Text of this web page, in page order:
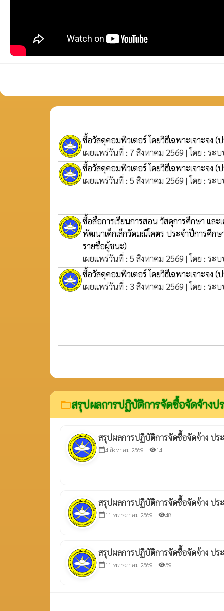
ซื้อวัสดุคอมพิวเตอร์ โดยวิธีเฉพาะเจาะจง (
เผยแพร่วันที่ : 7 สิงหาคม 2569 | โดย : ระ
ซื้อวัสดุคอมพิวเตอร์ โดยวิธีเฉพาะเจาะจง (
เผยแพร่วันที่ : 5 สิงหาคม 2569 | โดย : ระ
ซื้อสื่อการเรียนการสอน วัสดุการศึกษา และ
พัฒนาเด็กเล็กวัดมณีโคตร ประจำปีการศึก
รายชื่อผู้ชนะ)
เผยแพร่วันที่ : 5 สิงหาคม 2569 | โดย : ระ
ซื้อวัสดุคอมพิวเตอร์ โดยวิธีเฉพาะเจาะจง (
เผยแพร่วันที่ : 3 สิงหาคม 2569 | โดย : ระ
folder_openสรุปผลการปฏิบัติการจัดซื้อจัดจ้างป
สรุปผลการปฏิบัติการจัดซื้อจัดจ้าง ปร
calendar_today4 สิงหาคม 2569 | visibility14
สรุปผลการปฏิบัติการจัดซื้อจัดจ้าง ปร
calendar_today 11 พฤษภาคม 2569 | visibility48
สรุปผลการปฏิบัติการจัดซื้อจัดจ้าง ปร
calendar_today 11 พฤษภาคม 2569 | visibility59